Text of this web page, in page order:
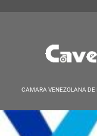
CAMARA VENEZOLANA DE